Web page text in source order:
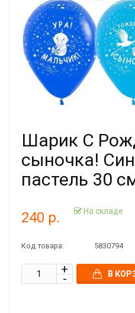
Шарик С
сыночка!
пастель 30
240 р. На складе
Код товара: 5830794
В